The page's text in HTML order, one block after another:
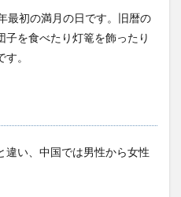
最初の満月の日です。旧暦の
子を食べたり灯篭を飾ったり
。
違い、中国では男性から女性